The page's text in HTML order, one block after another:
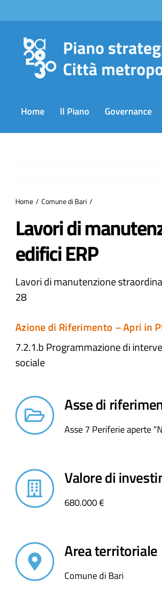
al
contenuto
Home Il Piano Governance
Home Comune di Bari
Lavori di
edifici ERP
Lavori di manutenzione
28
Azione di Riferimento – Apri in
7.2.1.b Programmazione di
sociale​
Asse di
Asse 7 Periferie aperte
Valore di
680.000 €
Area territoriale
Comune di Bari